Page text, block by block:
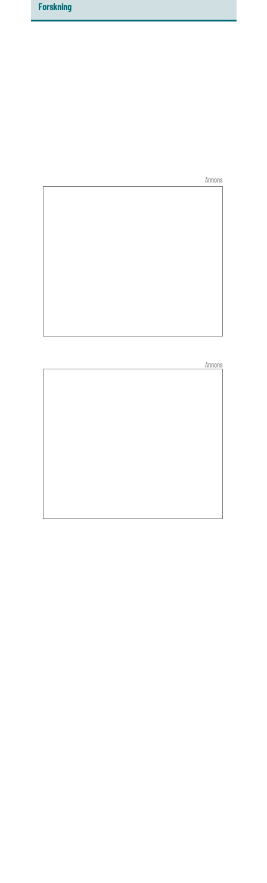
Forskning
Annons
Annons